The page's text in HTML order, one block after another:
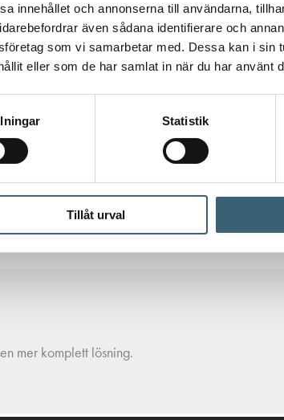
innehållet och annonserna till användarna,
även sådana identifierare och
som vi samarbetar med. Dessa kan i sin
eller som de har samlat in när du har använt
Statistik
Tillåt urval
mer komplett lösning.